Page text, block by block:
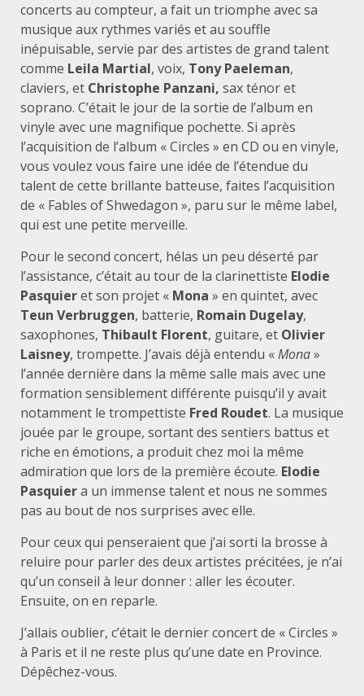
concerts au compteur, a fait un triomphe avec sa
musique aux rythmes variés et au souffle
inépuisable, servie par des artistes de grand talent
comme Leila Martial, voix, Tony Paeleman,
claviers, et Christophe Panzani, sax ténor et
soprano. C’était le jour de la sortie de l’album en
vinyle avec une magnifique pochette. Si après
l’acquisition de l’album « Circles » en CD ou en vinyle,
vous voulez vous faire une idée de l’étendue du
talent de cette brillante batteuse, faites l’acquisition
de « Fables of Shwedagon », paru sur le même label,
qui est une petite merveille.
Pour le second concert, hélas un peu déserté par
l’assistance, c’était au tour de la clarinettiste Elodie
Pasquieret son projet « Mona » en quintet, avec
Teun Verbruggen, batterie, Romain Dugelay,
saxophones, Thibault Florent, guitare, et Olivier
Laisney, trompette. J’avais déjà entendu «Mona»
l’année dernière dans la même salle mais avec une
formation sensiblement différente puisqu’il y avait
notamment le trompettiste Fred Roudet. La musique
jouée par le groupe, sortant des sentiers battus et
riche en émotions, a produit chez moi la même
admiration que lors de la première écoute. Elodie
Pasquiera un immense talent et nous ne sommes
pas au bout de nos surprises avec elle.
Pour ceux qui penseraient que j’ai sorti la brosse à
reluire pour parler des deux artistes précitées, je n’ai
qu’un conseil à leur donner : aller les écouter.
Ensuite, on en reparle.
J’allais oublier, c’était le dernier concert de « Circles »
à Paris et il ne reste plus qu’une date en Province.
Dépêchez-vous.